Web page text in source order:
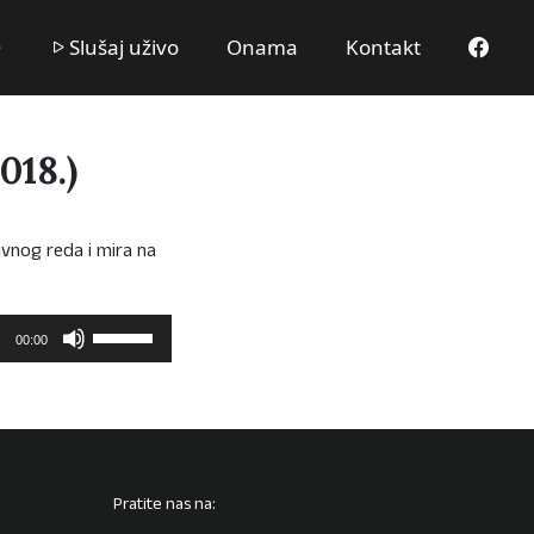
Slušaj uživo Onama Kontakt
reda i mira na
00:00
biste
Pratite nas na: